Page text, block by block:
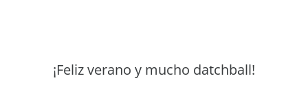
¡Feliz verano y mucho datchball!